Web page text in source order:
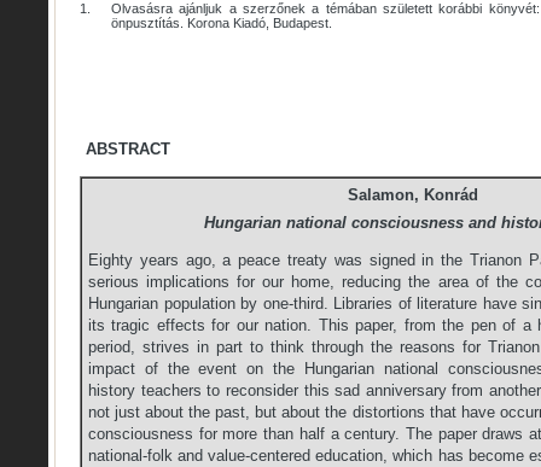
1.
Olvasásra ajánljuk a szerzőnek a témában született korábbi
önpusztítás. Korona Kiadó, Budapest.
ABSTRACT
Salamon, Konrád
Hungarian national consciousness and
Eighty years ago, a peace treaty was signed in the Trianon
serious implications for our home, reducing the area of the
Hungarian population by one-third. Libraries of literature have
its tragic effects for our nation. This paper, from the pen of a
period, strives in part to think through the reasons for
impact of the event on the Hungarian national
history teachers to reconsider this sad anniversary from
not just about the past, but about the distortions that have
consciousness for more than half a century. The paper draws
national-folk and value-centered education, which has become